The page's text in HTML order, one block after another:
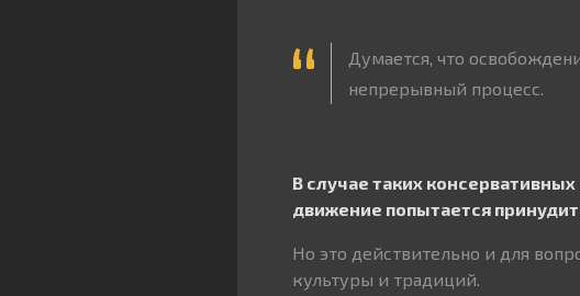
Думается, что
непрерывный процесс.
В случае таких
движение попытается
Но это действительно и для
культуры и традиций.